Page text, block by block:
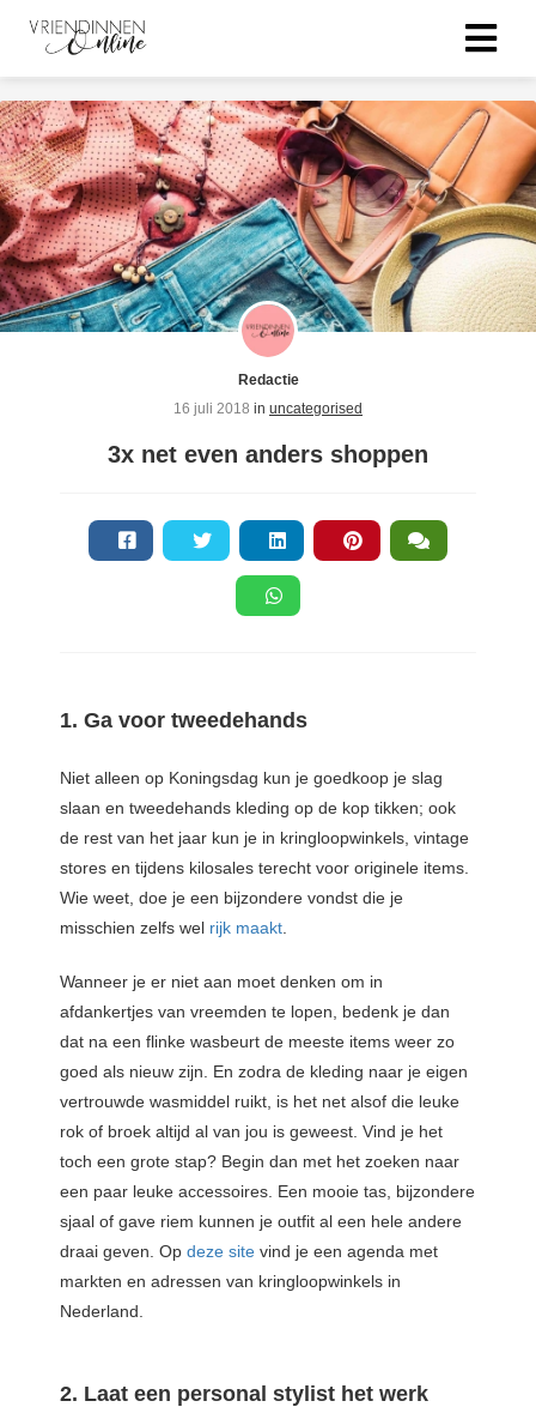
Redactie
16 juli 2018 in uncategorised
3x net even anders shoppen
1. Ga voor tweedehands
Niet alleen op Koningsdag kun je goedkoop je slag
slaan en tweedehands kleding op de kop tikken; ook
de rest van het jaar kun je in kringloopwinkels, vintage
stores en tijdens kilosales terecht voor originele items.
Wie weet, doe je een bijzondere vondst die je
misschien zelfs wel rijk maakt
Wanneer je er niet aan moet denken om in
afdankertjes van vreemden te lopen, bedenk je dan
dat na een flinke wasbeurt de meeste items weer zo
goed als nieuw zijn. En zodra de kleding naar je eigen
vertrouwde wasmiddel ruikt, is het net alsof die leuke
rok of broek altijd al van jou is geweest. Vind je het
toch een grote stap? Begin dan met het zoeken naar
een paar leuke accessoires. Een mooie tas, bijzondere
sjaal of gave riem kunnen je outfit al een hele andere
draai geven. Op deze site vind je een agenda met
markten en adressen van kringloopwinkels in
Nederland.
2. Laat een personal stylist het werk